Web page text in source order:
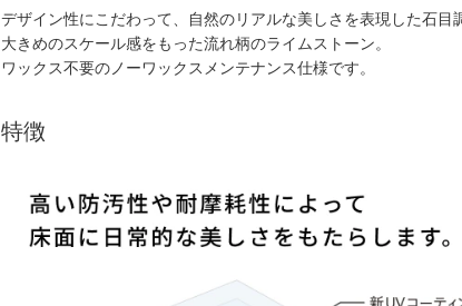
デザイン性にこだわって、自然のリアルな美しさを表現した石目
大きめのスケール感をもった流れ柄のライムストーン。
ワックス不要のノーワックスメンテナンス仕様です。
特徴